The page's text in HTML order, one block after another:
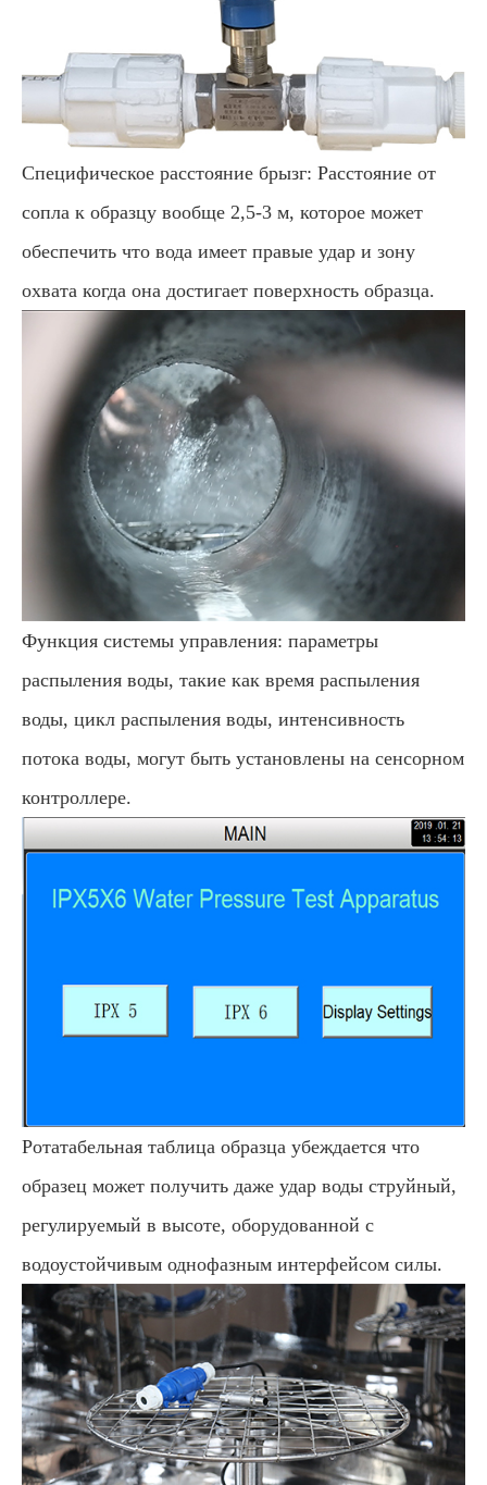
Специфическое расстояние брызг: Расстояние от
сопла к образцу вообще 2,5-3 м, которое может
обеспечить что вода имеет правые удар и зону
охвата когда она достигает поверхность образца.
Функция системы управления: параметры
распыления воды, такие как время распыления
воды, цикл распыления воды, интенсивность
потока воды, могут быть установлены на сенсорном
контроллере.
Ротатабельная таблица образца убеждается что
образец может получить даже удар воды струйный,
регулируемый в высоте, оборудованной с
водоустойчивым однофазным интерфейсом силы.